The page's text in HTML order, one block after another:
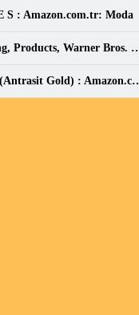
S : Amazon.com.tr: Moda
Harry Potter: Patronus Mini Projector Set : Press, Running, Products,
Sessiz, Cam Yüzeyli, Metal halkalı, Dekoratif Duvar